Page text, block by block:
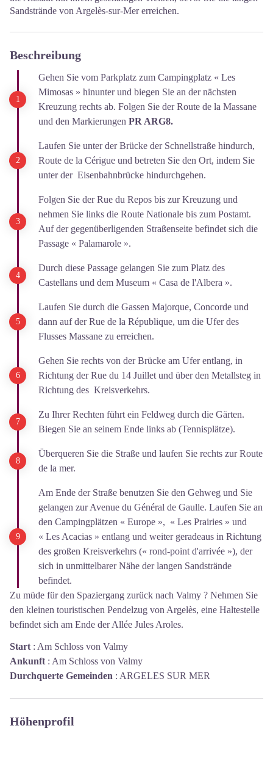
Sandstrände von Argelès-sur-Mer erreichen.
Beschreibung
Gehen Sie vom Parkplatz zum Campingplatz « Les
Mimosas » hinunter und biegen Sie an der nächsten
Kreuzung rechts ab. Folgen Sie der Route de la Massane
und den Markierungen PR ARG8.
Laufen Sie unter der Brücke der Schnellstraße hindurch,
Route de la Cérigue und betreten Sie den Ort, indem Sie
unter der Eisenbahnbrücke hindurchgehen.
Folgen Sie der Rue du Repos bis zur Kreuzung und
nehmen Sie links die Route Nationale bis zum Postamt.
Auf der gegenüberligenden Straßenseite befindet sich die
Passage « Palamarole ».
Durch diese Passage gelangen Sie zum Platz des
Castellans und dem Museum « Casa de l'Albera ».
Laufen Sie durch die Gassen Majorque, Concorde und
dann auf der Rue de la République, um die Ufer des
Flusses Massane zu erreichen.
Gehen Sie rechts von der Brücke am Ufer entlang, in
Richtung der Rue du 14 Juillet und über den Metallsteg in
Richtung des Kreisverkehrs.
Zu Ihrer Rechten führt ein Feldweg durch die Gärten.
Biegen Sie an seinem Ende links ab (Tennisplätze).
Überqueren Sie die Straße und laufen Sie rechts zur Route
de la mer.
Am Ende der Straße benutzen Sie den Gehweg und Sie
gelangen zur Avenue du Général de Gaulle. Laufen Sie an
den Campingplätzen « Europe », « Les Prairies » und
« Les Acacias » entlang und weiter geradeaus in Richtung
des großen Kreisverkehrs (« rond-point d'arrivée »), der
sich in unmittelbarer Nähe der langen Sandstrände
befindet.
Zu müde für den Spaziergang zurück nach Valmy ? Nehmen Sie
den kleinen touristischen Pendelzug von Argelès, eine Haltestelle
befindet sich am Ende der Allée Jules Aroles.
Start : Am Schloss von Valmy
Ankunft : Am Schloss von Valmy
Durchquerte Gemeinden : ARGELES SUR MER
Höhenprofil